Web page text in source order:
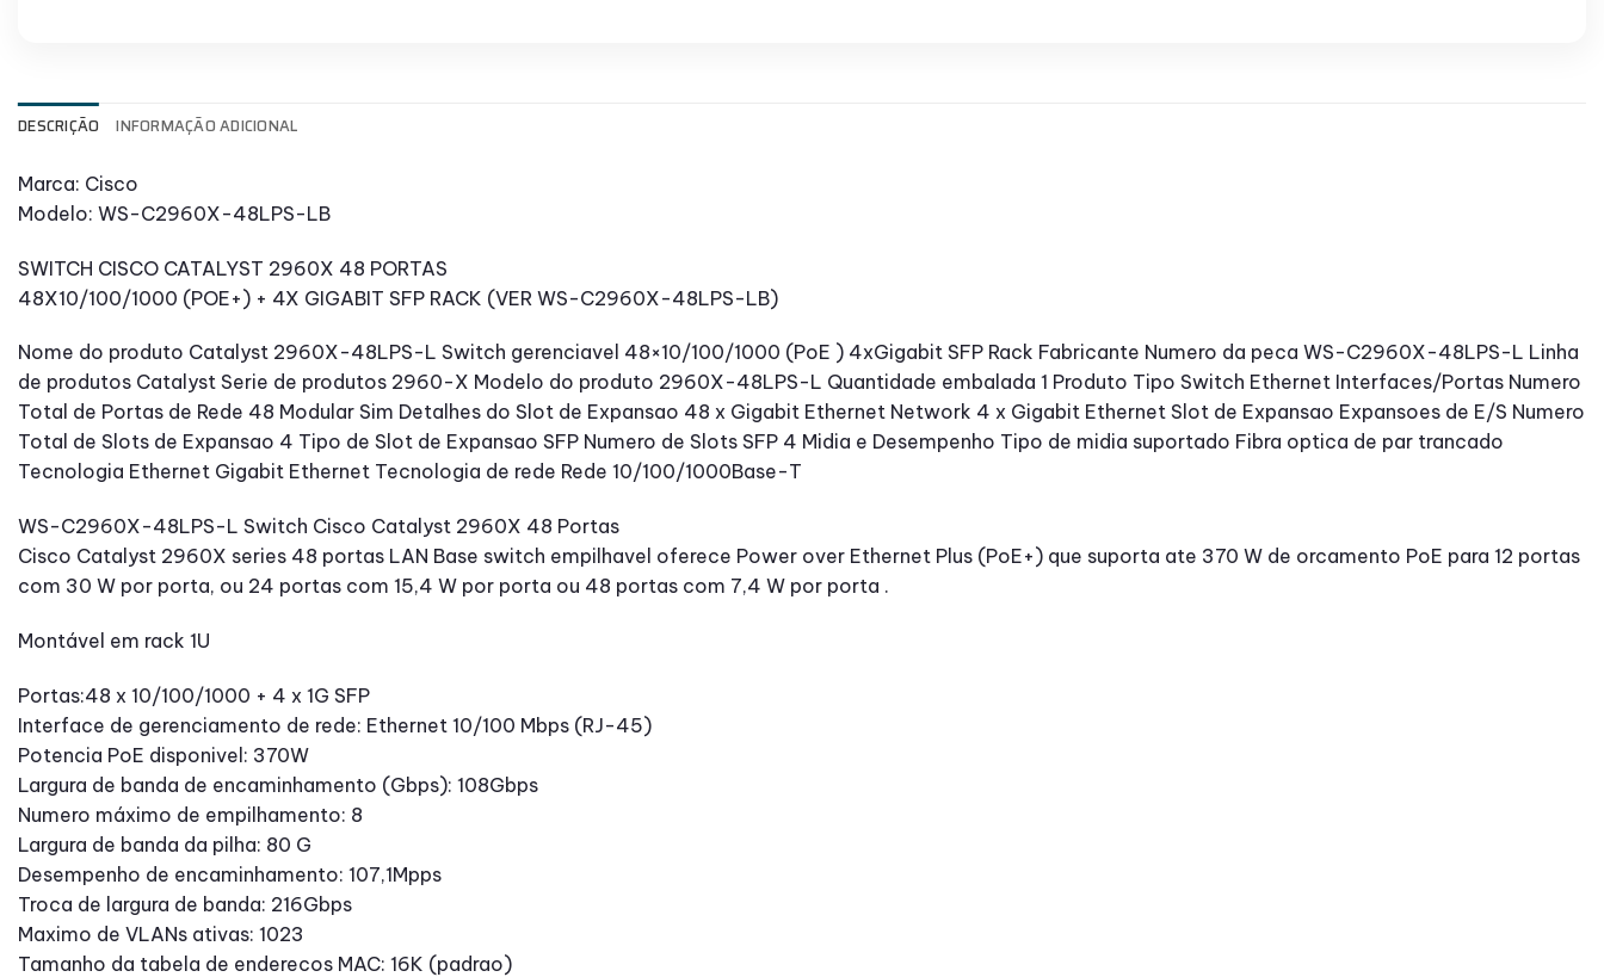
DESCRIÇÃO INFORMAÇÃO ADICIONAL
Marca: Cisco
Modelo: WS-C2960X-48LPS-LB
SWITCH CISCO CATALYST 2960X 48 PORTAS
48X10/100/1000 (POE+) + 4X GIGABIT SFP RACK (VER WS-C2960X-48LPS-LB)
Nome do produto Catalyst 2960X-48LPS-L Switch gerenciavel 48×10/100/1000 (PoE ) 4xGigabit SFP Rack Fabricante Numero da peca WS-C2960X-48LPS-L Linha
de produtos Catalyst Serie de produtos 2960-X Modelo do produto 2960X-48LPS-L Quantidade embalada 1 Produto Tipo Switch Ethernet Interfaces/Portas Numero
Total de Portas de Rede 48 Modular Sim Detalhes do Slot de Expansao 48 x Gigabit Ethernet Network 4 x Gigabit Ethernet Slot de Expansao Expansoes de E/S Numero
Total de Slots de Expansao 4 Tipo de Slot de Expansao SFP Numero de Slots SFP 4 Midia e Desempenho Tipo de midia suportado Fibra optica de par trancado
Tecnologia Ethernet Gigabit Ethernet Tecnologia de rede Rede 10/100/1000Base-T
WS-C2960X-48LPS-L Switch Cisco Catalyst 2960X 48 Portas
Cisco Catalyst 2960X series 48 portas LAN Base switch empilhavel oferece Power over Ethernet Plus (PoE+) que suporta ate 370 W de orcamento PoE para 12 portas
com 30 W por porta, ou 24 portas com 15,4 W por porta ou 48 portas com 7,4 W por porta .
Montável em rack 1U
Portas:48 x 10/100/1000 + 4 x 1G SFP
Interface de gerenciamento de rede: Ethernet 10/100 Mbps (RJ-45)
Potencia PoE disponivel: 370W
Largura de banda de encaminhamento (Gbps): 108Gbps
Numero máximo de empilhamento: 8
Largura de banda da pilha: 80 G
Desempenho de encaminhamento: 107,1Mpps
Troca de largura de banda: 216Gbps
Maximo de VLANs ativas: 1023
Tamanho da tabela de enderecos MAC: 16K (padrao)